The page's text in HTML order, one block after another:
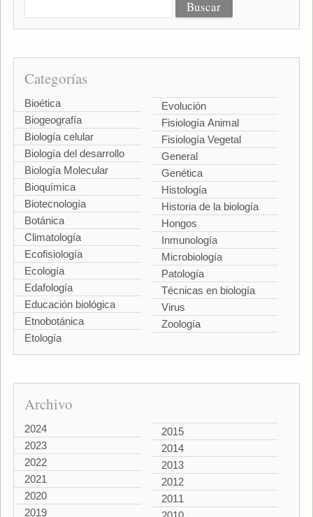
Categorías
Bioética
Biogeografía
Biología celular
Biología del desarrollo
Biología Molecular
Bioquímica
Biotecnología
Botánica
Climatología
Ecofisiología
Ecología
Edafología
Educación biológica
Etnobotánica
Etología
Evolución
Fisiología Animal
Fisiología Vegetal
General
Genética
Histología
Historia de la biología
Hongos
Inmunología
Microbiología
Patología
Técnicas en biología
Virus
Zoología
Archivo
2024
2023
2022
2021
2020
2019
2015
2014
2013
2012
2011